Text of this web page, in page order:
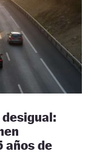
desigual:
años de